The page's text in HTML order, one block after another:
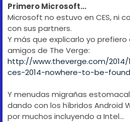
Primero Microsoft...
Microsoft no estuvo en CES, ni
con sus partners.
Y más que explicarlo yo
amigos de The Verge:
http://www.theverge.com/2014/
ces-2014-nowhere-to-be-
Y menudas migrañas
dando con los híbridos Android
por muchos incluyendo a Intel...